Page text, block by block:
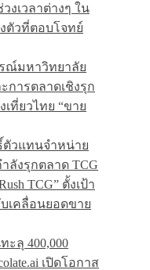
งเวลาต่างๆ ใน
ตัวที่ตอบโจทย์
ณ์มหาวิทยาลัย
การตลาดเชิงรุก
ที่ยวไทย “ขาย
วแทนจำหน่าย
ลังรุกตลาด TCG
TCG” ตั้งเป้า
เคลื่อนยอดขาย
ะลุ 400,000
เปิดโอกาส